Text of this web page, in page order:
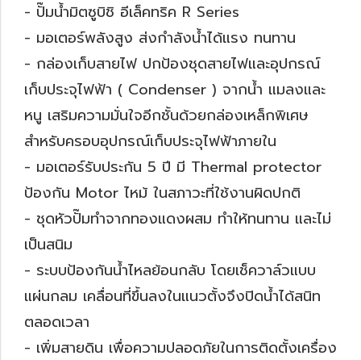
- ปั๊มน้ำมิตซูบิชิ อีเล็คทริค R Series
- มอเตอร์พลังสูง ส่งกำลังน้ำได้แรง ทนทาน
- กล่องเก็บสายไฟ ปกป้องชุดสายไฟและอุปกรณ์
เก็บประจุไฟฟ้า ( Condenser ) จากน้ำ แมลงและ
หนู เสริมความมั่นใจอีกชั้นด้วยกล่องเหล็กพิเศษ
สำหรับครอบอุปกรณ์เก็บประจุไฟฟ้าภายใน
- มอเตอร์รับประกัน 5 ปี มี Thermal protector
ป้องกัน Motor ไหม้ ในสภาวะที่ใช้งานผิดปกติ
- ชุดหัวปั๊มทำจากทองแดงผสม ทำให้ทนทาน และไม่
เป็นสนิม
- ระบบป้องกันน้ำไหลย้อนกลับ โดยเช็ควาล์วแบบ
แผ่นกลม เคลื่อนที่ขึ้นลงในแนวตั้งจึงปิดน้ำได้สนิท
ตลอดเวลา
- เพิ่มสายดิน เพื่อความปลอดภัยในการติดตั้งเครื่อง